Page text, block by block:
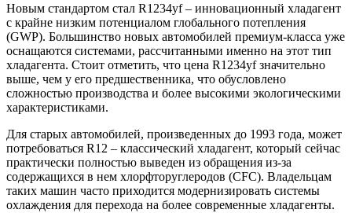
Новым стандартом стал R1234yf – инновационный хладагент
с крайне низким потенциалом глобального потепления
(GWP). Большинство новых автомобилей премиум-класса уже
оснащаются системами, рассчитанными именно на этот тип
хладагента. Стоит отметить, что цена R1234yf значительно
выше, чем у его предшественника, что обусловлено
сложностью производства и более высокими экологическими
характеристиками.
Для старых автомобилей, произведенных до 1993 года, может
потребоваться R12 – классический хладагент, который сейчас
практически полностью выведен из обращения из-за
содержащихся в нем хлорфторуглеродов (CFC). Владельцам
таких машин часто приходится модернизировать системы
охлаждения для перехода на более современные хладагенты.